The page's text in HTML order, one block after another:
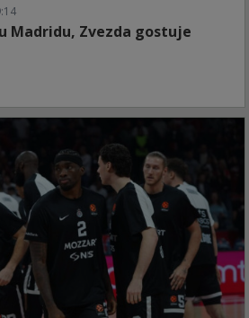
Madridu, Zvezda gostuje